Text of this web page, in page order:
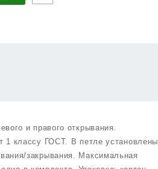
и правого открывания.
1 классу ГОСТ. В петле установлены
закрывания. Максимальная